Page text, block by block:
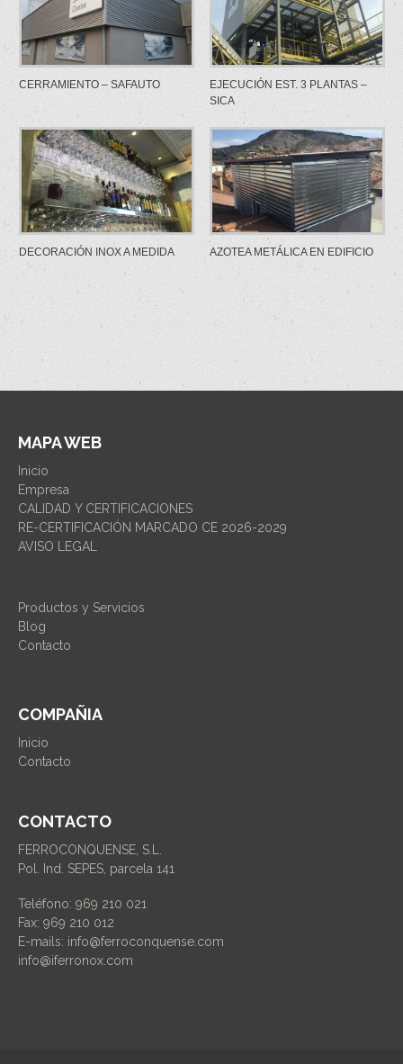
CERRAMIENTO – SAFAUTO
EJECUCIÓN EST. 3 PLANTAS –
SICA
DECORACIÓN INOX A MEDIDA AZOTEA METÁLICA EN EDIFICIO
MAPA WEB
Inicio
Empresa
CALIDAD Y CERTIFICACIONES
RE-CERTIFICACIÓN MARCADO CE 2026-2029
AVISO LEGAL
Productos y Servicios
Blog
Contacto
COMPAÑIA
Inicio
Contacto
CONTACTO
FERROCONQUENSE, S.L.
Pol. Ind. SEPES, parcela 141
Teléfono: 969 210 021
Fax: 969 210 012
E-mails: info@ferroconquense.com
info@iferronox.com